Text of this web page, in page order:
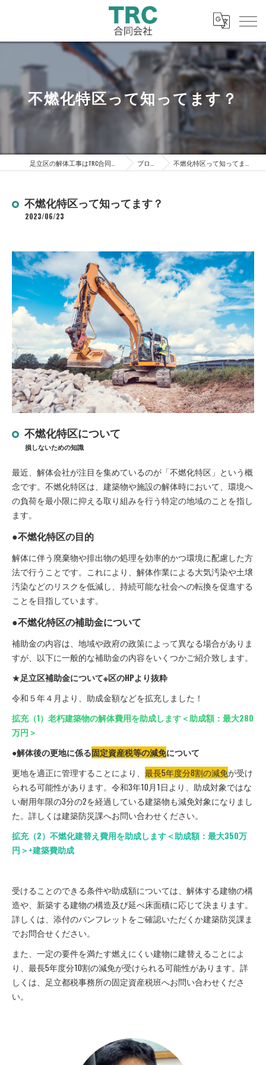
不燃化特区って知ってます？
ブログ 不燃化特区って知ってます？
不燃化特区って知ってます？
2023/06/23
不燃化特区について
損しないための知識
最近、解体会社が注目を集めているのが「不燃化特区」という概
念です。不燃化特区は、建築物や施設の解体時において、環境へ
の負荷を最小限に抑える取り組みを行う特定の地域のことを指し
ます。
●不燃化特区の目的
解体に伴う廃棄物や排出物の処理を効率的かつ環境に配慮した方
法で行うことです。これにより、解体作業による大気汚染や土壌
汚染などのリスクを低減し、持続可能な社会への転換を促進する
ことを目指しています。
●不燃化特区の補助金について
補助金の内容は、地域や政府の政策によって異なる場合がありま
すが、以下に一般的な補助金の内容をいくつかご紹介致します。
★足立区補助金について※区のHPより抜粋
令和５年４月より、助成金額などを拡充しました！
拡充（1）老朽建築物の解体費用を助成します＜助成額：最大280
万円＞
●解体後の更地に係る固定資産税等の減免について
更地を適正に管理することにより、 最長5年度分8割の減免が受け
られる可能性があります。令和3年10月1日より、助成対象ではな
い耐用年限の3分の2を経過している建築物も減免対象になりまし
た。詳しくは建築防災課へお問い合わせください。
拡充（2）不燃化建替え費用を助成します＜助成額：最大350万
円＞+建築費助成
受けることのできる条件や助成額については、解体する建物の構
造や、新築する建物の構造及び延べ床面積に応じて決まります。
詳しくは、添付のパンフレットをご確認いただくか建築防災課ま
でお問合せください。
また、一定の要件を満たす燃えにくい建物に建替えることによ
り、最長5年度分10割の減免が受けられる可能性があります。詳
しくは、足立都税事務所の固定資産税班へお問い合わせくださ
い。